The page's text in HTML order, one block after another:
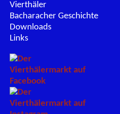
Vierthäler
Bacharacher Geschichte
Downloads
Links